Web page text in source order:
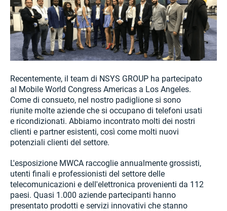
Recentemente, il team di NSYS GROUP ha partecipato
al Mobile World Congress Americas a Los Angeles.
Come di consueto, nel nostro padiglione si sono
riunite molte aziende che si occupano di telefoni usati
e ricondizionati. Abbiamo incontrato molti dei nostri
clienti e partner esistenti, così come molti nuovi
potenziali clienti del settore.
L'esposizione MWCA raccoglie annualmente grossisti,
utenti finali e professionisti del settore delle
telecomunicazioni e dell'elettronica provenienti da 112
paesi. Quasi 1.000 aziende partecipanti hanno
presentato prodotti e servizi innovativi che stanno